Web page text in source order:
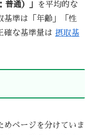
普通）」
を平均的な
基準は「年齢」「性
確な基準量は 摂取基
ページを分けていま